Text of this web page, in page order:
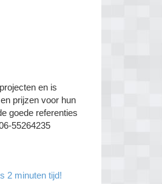
en is
prijzen voor hun
goede referenties
55264235
2 minuten tijd!